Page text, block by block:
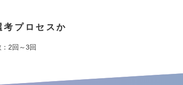
考プロセスか
2回～3回